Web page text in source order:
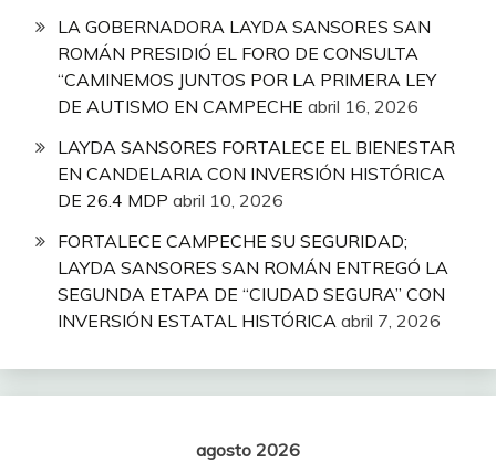
LA GOBERNADORA LAYDA SANSORES SAN
ROMÁN PRESIDIÓ EL FORO DE CONSULTA
“CAMINEMOS JUNTOS POR LA PRIMERA LEY
DE AUTISMO EN CAMPECHE abril 16, 2026
LAYDA SANSORES FORTALECE EL BIENESTAR
EN CANDELARIA CON INVERSIÓN HISTÓRICA
DE 26.4 MDP abril 10, 2026
FORTALECE CAMPECHE SU SEGURIDAD;
LAYDA SANSORES SAN ROMÁN ENTREGÓ LA
SEGUNDA ETAPA DE “CIUDAD SEGURA” CON
INVERSIÓN ESTATAL HISTÓRICA abril 7, 2026
agosto 2026